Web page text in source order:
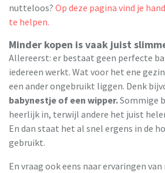
nutteloos? Op deze pagina vind je
te helpen.
Minder kopen is vaak juist
Allereerst: er bestaat geen perfecte
iedereen werkt. Wat voor het ene
een ander ongebruikt liggen. Denk
babynestje of een wipper.Sommige
heerlijk in, terwijl andere het juist
En dan staat het al snel ergens in de
gebruikt.
En vraag ook eens naar ervaringen van